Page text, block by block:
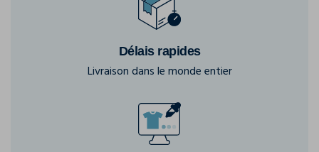
Délais rapides
Livraison dans le monde entier